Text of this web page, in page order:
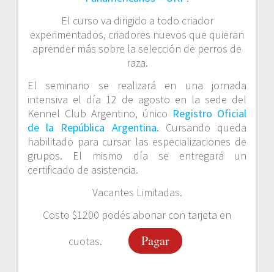
El curso va dirigido a todo criador
experimentados, criadores nuevos que quieran
aprender más sobre la selección de perros de
raza.
El seminario se realizará en una jornada
intensiva el día 12 de agosto en la sede del
Kennel Club Argentino, único Registro Oficial
de la República Argentina. Cursando queda
habilitado para cursar las especializaciones de
grupos. El mismo día se entregará un
certificado de asistencia.
Vacantes Limitadas.
Costo $1200 podés abonar con tarjeta en
cuotas.
Pagar